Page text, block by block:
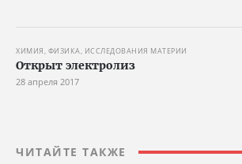
ХИМИЯ, ФИЗИКА, ИССЛЕДОВАНИЯ МАТЕРИИ
Открыт электролиз
28 апреля 2017
ЧИТАЙТЕ ТАКЖЕ